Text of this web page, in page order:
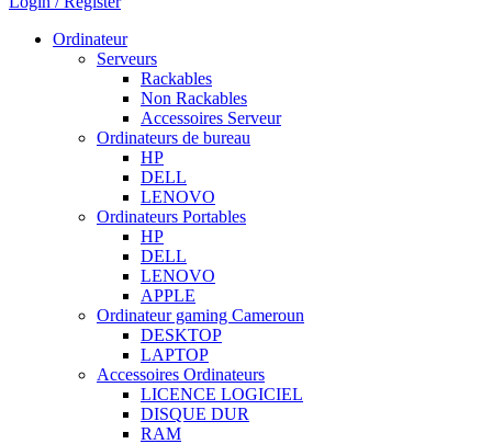
Ordinateur
Serveurs
Rackables
Non Rackables
Accessoires Serveur
Ordinateurs de bureau
HP
DELL
LENOVO
Ordinateurs Portables
HP
DELL
LENOVO
APPLE
Ordinateur gaming Cameroun
DESKTOP
LAPTOP
Accessoires Ordinateurs
LICENCE LOGICIEL
DISQUE DUR
RAM